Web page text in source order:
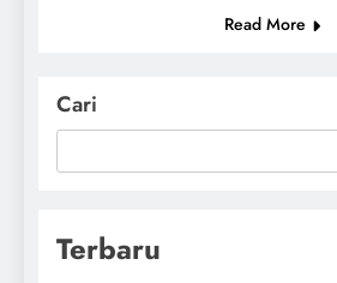
Read More
Cari
Terbaru